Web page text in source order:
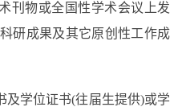
物或全国性学术会议上发
研成果及其它原创性工作成
学位证书(往届生提供)或学